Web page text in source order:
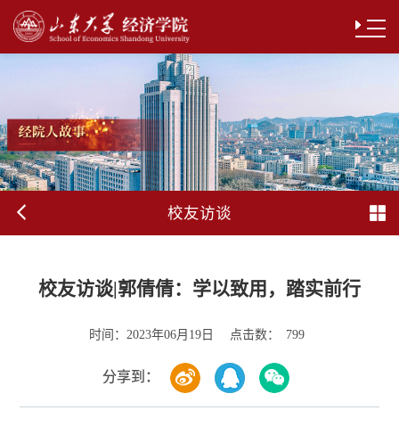
校友访谈
校友访谈|郭倩倩：学以致用，踏实前行
时间： 2023年06月19日 点击数： 799
分享到：